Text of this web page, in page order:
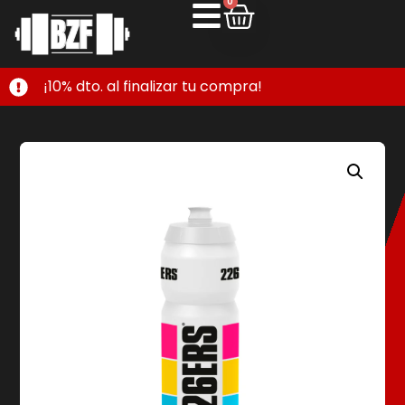
¡10% dto. al finalizar tu compra!